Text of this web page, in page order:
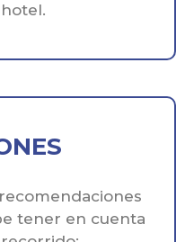
tener en cuenta